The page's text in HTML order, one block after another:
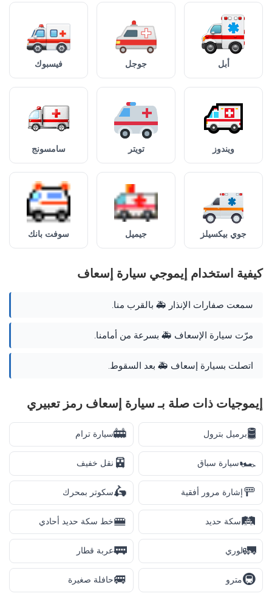
أبل جوجل فيسبوك
ويندوز تويتر سامسونج
جوي بيكسيلز جيميل سوفت بانك
كيفية استخدام إيموجي سيارة إسعاف
سمعت صفارات الإنذار 🚑 بالقرب منا.
مرّت سيارة الإسعاف 🚑 بسرعة من أمامنا.
اتصلت بسيارة إسعاف 🚑 بعد السقوط.
إيموجيات ذات صلة بـ سيارة إسعاف رمز تعبيري
🛢️برميل بترول 🚋سيارة ترام
🏎️سيارة سباق 🚈 نقل خفيف
🚥إشارة مرور أفقية 🛵سكوتر بمحرك
🛤️سكة حديد 🚝خط سكة حديد أحادي
🚛لوري 🚃عربة قطار
🚇مترو 🚐حافلة صغيرة